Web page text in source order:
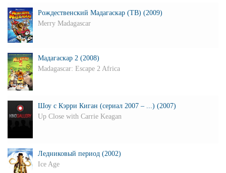
Рождественский Мадагаскар (ТВ) (2009)
Merry Madagascar
Мадагаскар 2 (2008)
Madagascar: Escape 2 Africa
Шоу с Кэрри Киган (сериал 2007 – ...) (2007)
Up Close with Carrie Keagan
Ледниковый период (2002)
Ice Age